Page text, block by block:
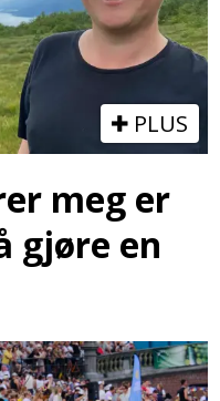
PLUS
meg er
gjøre en